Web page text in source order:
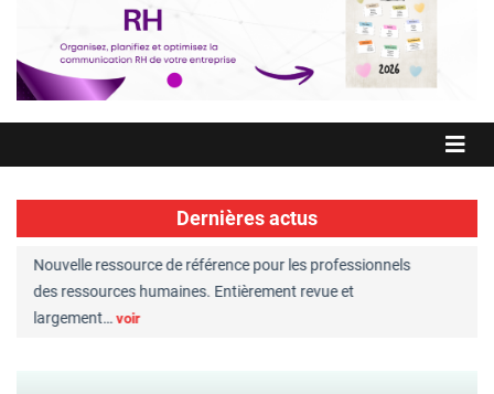
Dernières actus
Nouvelle ressource de référence pour les professionnels
des ressources humaines. Entièrement revue et
largement… voir